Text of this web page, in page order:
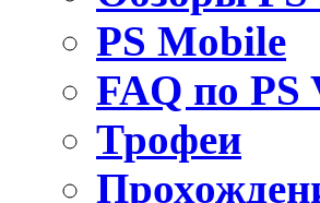
PS Mobile
FAQ по PS
Трофеи